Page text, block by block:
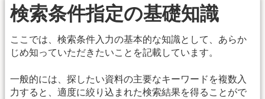
検索条件指定の基礎知識
ここでは、検索条件入力の基本的な知識として、あらか
じめ知っていただきたいことを記載しています。
一般的には、探したい資料の主要なキーワードを複数入
力すると、適度に絞り込まれた検索結果を得ることがで